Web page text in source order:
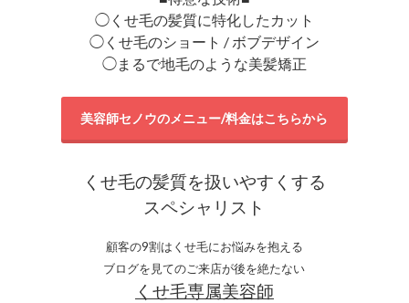
◯くせ毛の髪質に特化したカット
◯くせ毛のショート / ボブデザイン
◯まるで地毛のような美髪矯正
美容師セノウのメニュー/料金はこちらから
くせ毛の髪質を扱いやすくする
スペシャリスト
顧客の9割はくせ毛にお悩みを抱える
ブログを見てのご来店が後を絶たない
くせ毛専属美容師